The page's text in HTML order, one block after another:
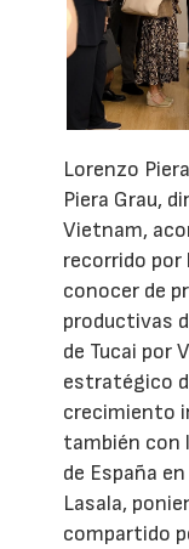
Lorenzo
Piera Grau,
Vietnam,
recorrido por
conocer de
productivas
de Tucai por
estratégico
crecimiento
también con
de España
Lasala,
compartido